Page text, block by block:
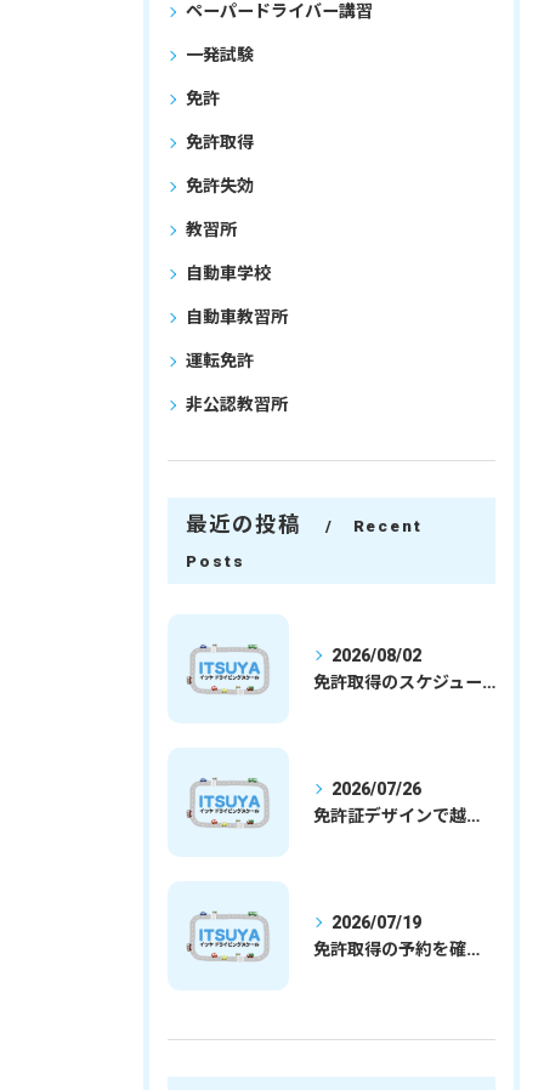
ペーパードライバー講習
一発試験
免許
免許取得
免許失効
教習所
自動車学校
自動車教習所
運転免許
非公認教習所
最近の投稿
Recent
Posts
2026/08/02
免許取得のスケジュールを徹底解説学生社会人の通学合宿別プランで最短取得のコツ
2026/07/26
免許証デザインで越谷市愛を表現する埼玉県さいたま市越谷市の免許取得完全ガイド
2026/07/19
免許取得の予約を確実に取るための最新ガイドと一発試験合格の実践法